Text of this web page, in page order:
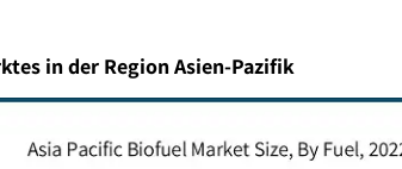
in der Region Asien-Pazifik